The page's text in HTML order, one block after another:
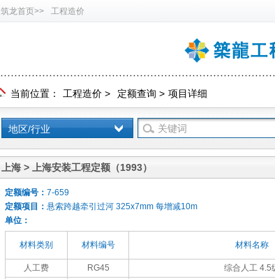
筑龙首页>> 工程造价
当前位置： 工程造价 > 定额查询 > 项目详细
地区/行业
上海 > 上海安装工程定额（1993）
定额编号： 7-659
定额项目： 悬索跨越牵引过河 325x7mm 每增减10m
单位：
材料类别 材料编号 材料名称
人工费 RG45 综合人工 4.5